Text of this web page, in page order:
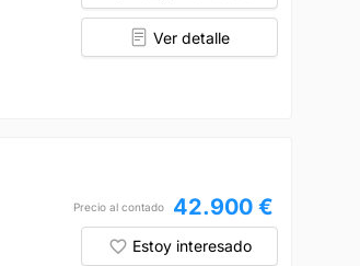
Ver detalle
Precio al contado 42.900 €
Estoy interesado